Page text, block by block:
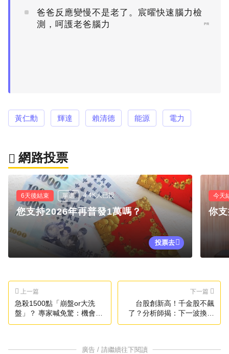
爸爸反應變慢不是老了。宸曜快速腦力檢
測，呵護老爸腦力
PR
黃仁勳 輝達 賴清德 能源 電力
網路投票
6天後結束 單選 4.4K人已投
您支持2026年再普發1萬嗎？
投票去
今天
你
上一篇
急殺1500點「崩盤or大洗
盤」？ 專家喊免驚：機會藏
在恐懼裡
下一篇
台股創新高！千金股不飆
了？分析師揭：下一波換這
類股
廣告 / 請繼續往下閱讀